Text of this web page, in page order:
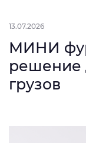
13.07.2026
МИНИ
решение
грузов